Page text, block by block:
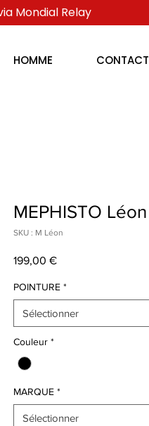
Mondial Relay
HOMME CONTACT
MEPHISTO Léon
SKU : M Léon
199,00 €Prix
POINTURE *
Sélectionner
Couleur *
MARQUE *
Sélectionner